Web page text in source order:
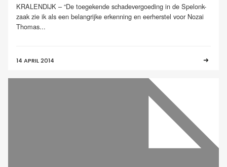
KRALENDIJK – “De toegekende schadevergoeding in de Spelonk-
zaak zie ik als een belangrijke erkenning en eerherstel voor Nozai
Thomas...
14 APRIL 2014